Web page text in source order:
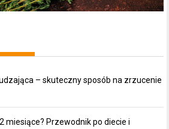
– skuteczny sposób na zrzucenie
miesiące? Przewodnik po diecie i